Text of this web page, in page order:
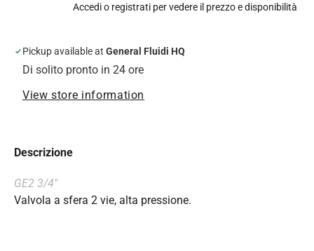
Accedi o registrati per vedere il prezzo e disponibilità
Pickup available at General Fluidi HQ
Di solito pronto in 24 ore
View store information
Descrizione
GE2 3/4"
Valvola a sfera 2 vie, alta pressione.